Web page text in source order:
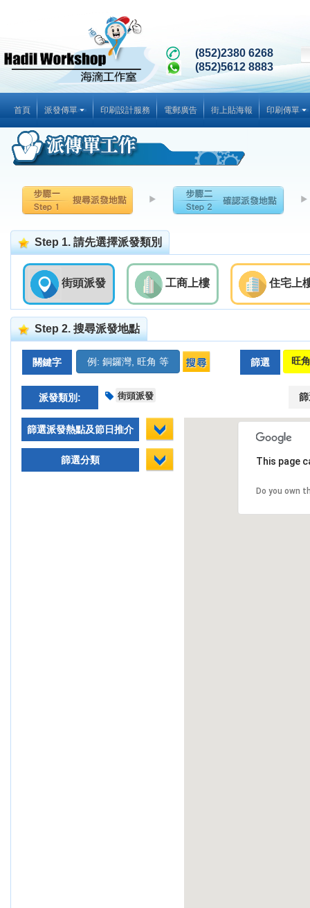
(852)2380 6268
(852)5612 8883
首頁 派發傳單 印刷設計服務 電郵廣告 街上貼海報 印刷傳單
Step 1. 請先選擇派發類別
街頭派發 工商上樓 住宅上
Step 2. 搜尋派發地點
關鍵字 篩選
派發類別: 街頭派發
篩選派發熱點及節日推介
篩選分類 This page
Do you own